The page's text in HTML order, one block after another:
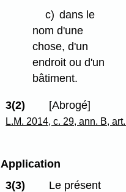
c) dans le
nom d'une
chose, d'un
endroit ou d'un
bâtiment.
3(2) [Abrogé]
L.M. 2014, c. 29, ann. B,
Application
3(3)
Le présent